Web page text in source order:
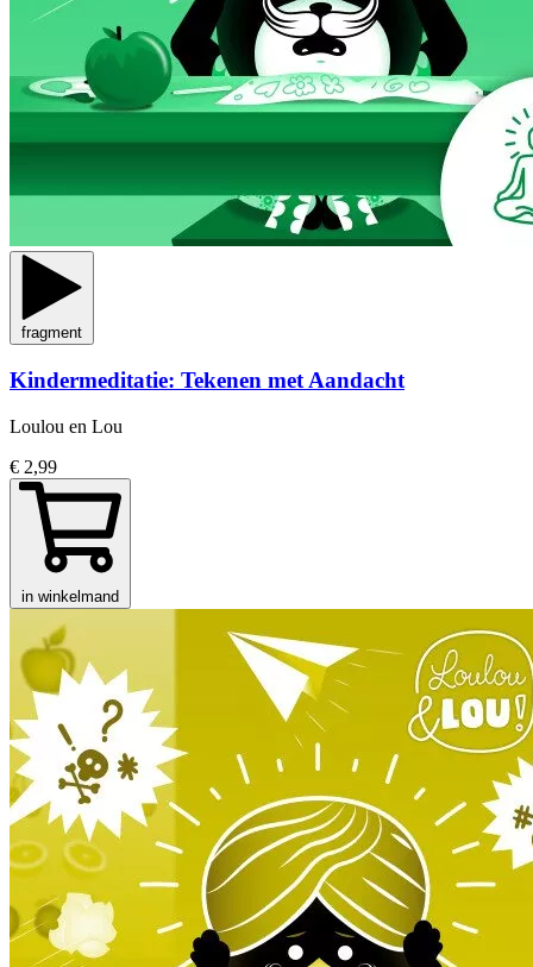
fragment
Kindermeditatie: Tekenen met Aandacht
Loulou en Lou
€ 2,99
in winkelmand